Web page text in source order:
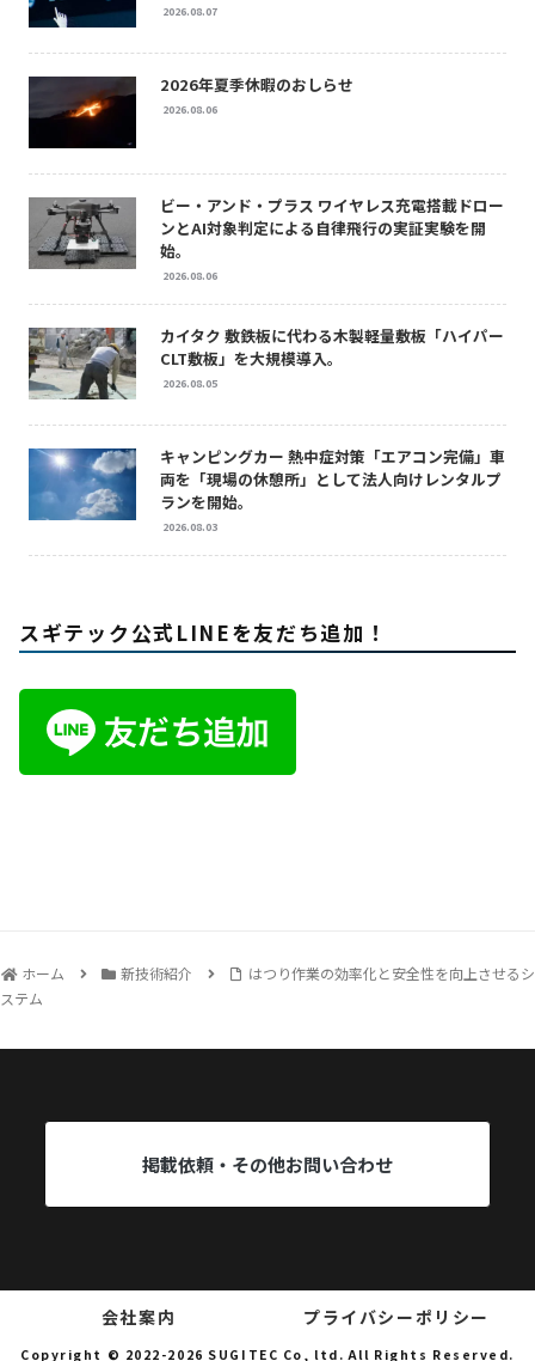
2026.08.07
2026年夏季休暇のおしらせ
2026.08.06
ビー・アンド・プラス ワイヤレス充電搭載ドロー
ンとAI対象判定による自律飛行の実証実験を開
始。
2026.08.06
カイタク 敷鉄板に代わる木製軽量敷板「ハイパー
CLT敷板」を大規模導入。
2026.08.05
キャンピングカー 熱中症対策「エアコン完備」車
両を「現場の休憩所」として法人向けレンタルプ
ランを開始。
2026.08.03
スギテック公式LINEを友だち追加！
ホーム 新技術紹介
はつり作業の効率化と安全性を向上させるシ
ステム
掲載依頼・その他お問い合わせ
会社案内 プライバシーポリシー
Copyright © 2022-2026 SUGITEC Co, ltd. All Rights Reserved.